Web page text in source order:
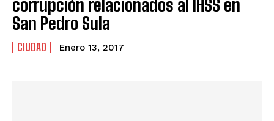
corrupción relacionados al IHSS en
San Pedro Sula
CIUDAD Enero 13, 2017